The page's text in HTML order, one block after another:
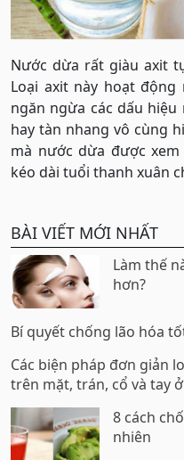
Nước dừa rất giàu axit
Loại axit này hoạt
ngăn ngừa các dấu
hay tàn nhang vô cùng
mà nước dừa được
kéo dài tuổi thanh xuân
BÀI VIẾT MỚI NHẤT
Làm thế
hơn?
Bí quyết chống lão hóa
Các biện pháp đơn giản
trên mặt, trán, cổ và tay
8 cách
nhiên